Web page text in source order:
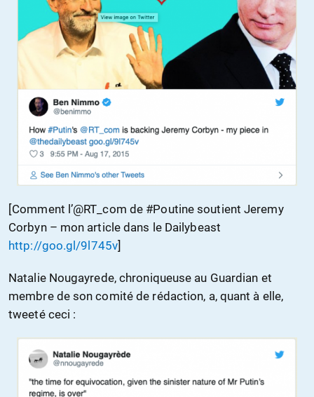
[Comment l’@RT_com de #Poutine soutient Jeremy
Corbyn – mon article dans le Dailybeast
http://goo.gl/9l745v]
Natalie Nougayrede, chroniqueuse au Guardian et
membre de son comité de rédaction, a, quant à elle,
tweeté ceci :